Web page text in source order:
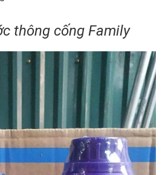
thông cống Family